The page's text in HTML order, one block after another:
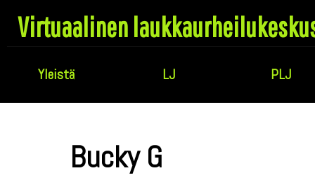
Virtuaalinen
Yleistä LJ PLJ
Bucky G